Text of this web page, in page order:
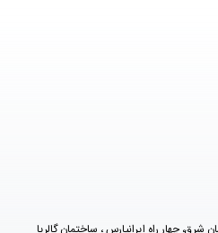
چهار راه ایرانپارس ، ساختمان گالریا